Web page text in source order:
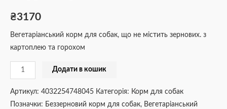
₴3170
Вегетаріанський корм для собак, що не містить зернових. з
картоплею та горохом
Додати в кошик
Артикул: 4032254748045 Категорія: Корм для собак
Позначки: Беззерновий корм для собак, Вегетаріанський